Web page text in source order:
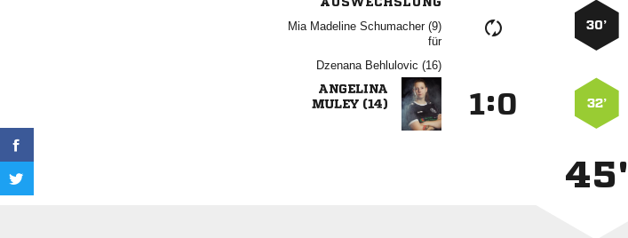
   
für
  
30’

 
: 32’
45'